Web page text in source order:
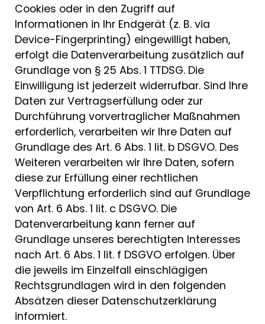
Cookies oder in den Zugriff auf
Informationen in Ihr Endgerät (z. B. via
Device-Fingerprinting) eingewilligt haben,
erfolgt die Datenverarbeitung zusätzlich auf
Grundlage von § 25 Abs. 1 TTDSG. Die
Einwilligung ist jederzeit widerrufbar. Sind Ihre
Daten zur Vertragserfüllung oder zur
Durchführung vorvertraglicher Maßnahmen
erforderlich, verarbeiten wir Ihre Daten auf
Grundlage des Art. 6 Abs. 1 lit. b DSGVO. Des
Weiteren verarbeiten wir Ihre Daten, sofern
diese zur Erfüllung einer rechtlichen
Verpflichtung erforderlich sind auf Grundlage
von Art. 6 Abs. 1 lit. c DSGVO. Die
Datenverarbeitung kann ferner auf
Grundlage unseres berechtigten Interesses
nach Art. 6 Abs. 1 lit. f DSGVO erfolgen. Über
die jeweils im Einzelfall einschlägigen
Rechtsgrundlagen wird in den folgenden
Absätzen dieser Datenschutzerklärung
informiert.